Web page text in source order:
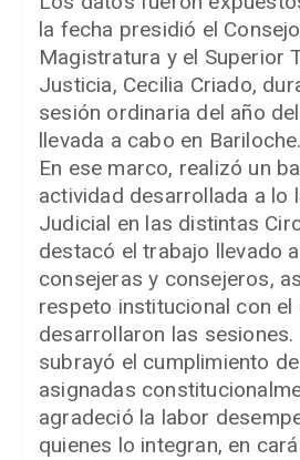
la fecha presidió el
Magistratura y el Superior
Justicia, Cecilia Criado,
sesión ordinaria del año
llevada a cabo en Bariloche.
En ese marco, realizó un
actividad desarrollada a lo
Judicial en las distintas
destacó el trabajo llevado
consejeras y consejeros,
respeto institucional con el
desarrollaron las sesiones.
subrayó el cumplimiento
asignadas
agradeció la labor
quienes lo integran, en